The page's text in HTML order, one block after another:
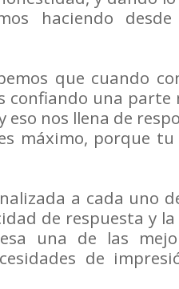
haciendo
que cuando
confiando una
eso nos llena de
máximo, porque
a cada uno
de respuesta y
una de las
de